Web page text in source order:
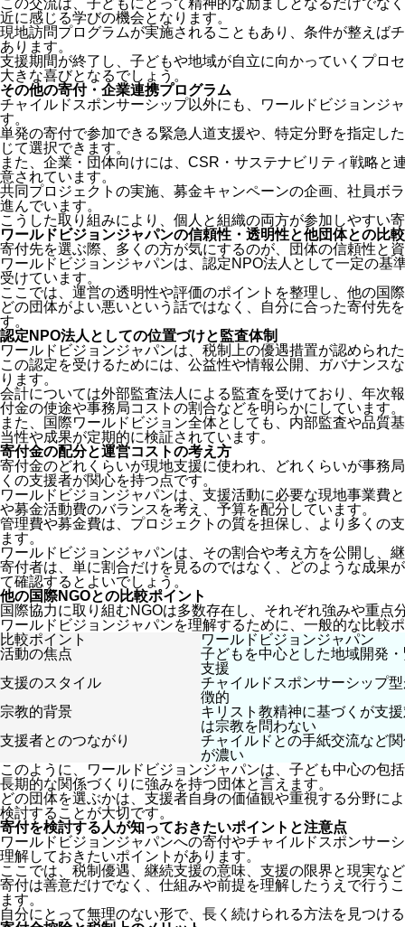
この交流は、子どもにとって精神的な励ましとなるだけでな
近に感じる学びの機会となります。
現地訪問プログラムが実施されることもあり、条件が整えば
あります。
支援期間が終了し、子どもや地域が自立に向かっていくプロ
大きな喜びとなるでしょう。
その他の寄付・企業連携プログラム
チャイルドスポンサーシップ以外にも、ワールドビジョンジ
す。
単発の寄付で参加できる緊急人道支援や、特定分野を指定し
じて選択できます。
また、企業・団体向けには、CSR・サステナビリティ戦略と
意されています。
共同プロジェクトの実施、募金キャンペーンの企画、社員ボ
進んでいます。
こうした取り組みにより、個人と組織の両方が参加しやすい
ワールドビジョンジャパンの信頼性・透明性と他団体との比較
寄付先を選ぶ際、多くの方が気にするのが、団体の信頼性と
ワールドビジョンジャパンは、認定NPO法人として一定の基
受けています。
ここでは、運営の透明性や評価のポイントを整理し、他の国
どの団体がよい悪いという話ではなく、自分に合った寄付先
す。
認定NPO法人としての位置づけと監査体制
ワールドビジョンジャパンは、税制上の優遇措置が認められ
この認定を受けるためには、公益性や情報公開、ガバナンス
ります。
会計については外部監査法人による監査を受けており、年次
付金の使途や事務局コストの割合などを明らかにしています。
また、国際ワールドビジョン全体としても、内部監査や品質
当性や成果が定期的に検証されています。
寄付金の配分と運営コストの考え方
寄付金のどれくらいが現地支援に使われ、どれくらいが事務
くの支援者が関心を持つ点です。
ワールドビジョンジャパンは、支援活動に必要な現地事業費
や募金活動費のバランスを考え、予算を配分しています。
管理費や募金費は、プロジェクトの質を担保し、より多くの
ます。
ワールドビジョンジャパンは、その割合や考え方を公開し、
寄付者は、単に割合だけを見るのではなく、どのような成果
て確認するとよいでしょう。
他の国際NGOとの比較ポイント
国際協力に取り組むNGOは多数存在し、それぞれ強みや重点
ワールドビジョンジャパンを理解するために、一般的な比較
比較ポイント
ワールドビジョンジャパン
活動の焦点
子どもを中心とした地域開発
支援
支援のスタイル
チャイルドスポンサーシップ
徴的
宗教的背景
キリスト教精神に基づくが支
は宗教を問わない
支援者とのつながり
チャイルドとの手紙交流など
が濃い
このように、ワールドビジョンジャパンは、子ども中心の包
長期的な関係づくりに強みを持つ団体と言えます。
どの団体を選ぶかは、支援者自身の価値観や重視する分野に
検討することが大切です。
寄付を検討する人が知っておきたいポイントと注意点
ワールドビジョンジャパンへの寄付やチャイルドスポンサー
理解しておきたいポイントがあります。
ここでは、税制優遇、継続支援の意味、支援の限界と現実な
寄付は善意だけでなく、仕組みや前提を理解したうえで行う
ます。
自分にとって無理のない形で、長く続けられる方法を見つけ